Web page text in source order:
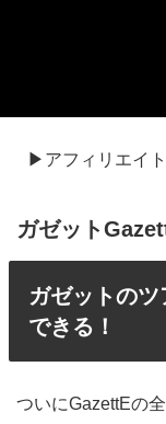
▶アフィリエイ
ガゼット
ガゼットの
できる！
ついにGazettEの